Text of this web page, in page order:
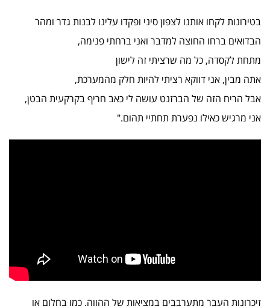
בטירונות לקחו אותנו לצפון סיני ופקדו עלינו לבנות גדר ומהר
הבדואים ברחו החוצה למדבר ואני ברחתי פנימה,
מתחת לקסדה, כל מה שרציתי זה לישון
אתה מבין, אני דווקא רציתי להיות חלק מהמערכת,
אבל הריח הזה של הברזנט עושה לי כאב חריף בקרקעית הבטן,
אני מרגיש כאילו נפערת תחתיי תהום."
זיכרונות העבר מתערבבים במציאות של ההווה, כמו בחלום או